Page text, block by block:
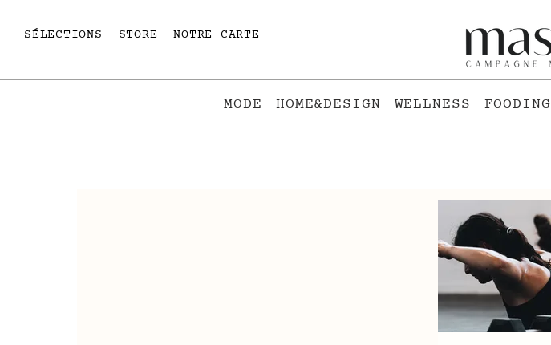
SÉLECTIONS STORE NOTRE CARTE
MODE HOME&DESIGN WELLNESS FOODING